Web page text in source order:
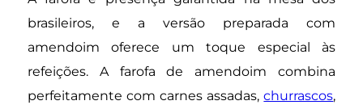
brasileiros, e a versão preparada com
amendoim oferece um toque especial às
refeições. A farofa de amendoim combina
perfeitamente com carnes assadas,churrascos,